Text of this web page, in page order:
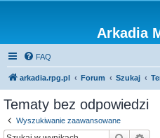
Arkadia
FAQ
arkadia.rpg.pl Forum Szukaj
Tematy bez odpowiedzi
Wyszukiwanie zaawansowane